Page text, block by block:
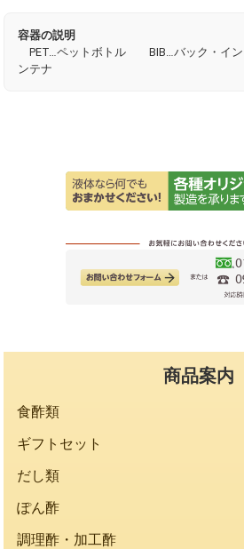
容器の説明
PET…ペットボトル BIB…バック・イ
ンテナ
商品案内
食酢類
ギフトセット
だし類
ぽん酢
調理酢・加工酢